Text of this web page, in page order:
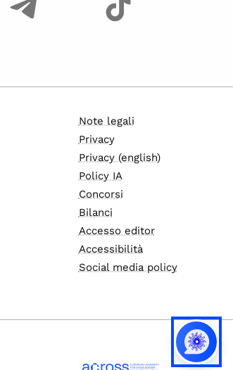
Note legali
Privacy
Privacy (english)
Policy IA
Concorsi
Bilanci
Accesso editor
Accessibilità
Social media policy